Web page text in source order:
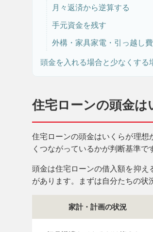
月々返済から逆算する
手元資金を残す
外構・家具家電・引っ越し
頭金を入れる場合と少なくする
住宅ローンの頭金
住宅ローンの頭金はいくらが理想
くつながっているかが判断基準で
頭金は住宅ローンの借入額を抑え
があります。まずは自分たちの状
家計・計画の状況